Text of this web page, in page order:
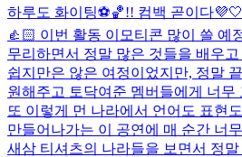
하루도 화이팅⚽️🏀!! 컴백 곧이다
👍🏻 이번 활동 이모티콘 많이 쓸 예
무리하면서 정말 많은 것들을 배우
쉽지만은 않은 여정이었지만, 정말
원해주고 토닥여준 멤버들에게 너
또 이렇게 먼 나라에서 언어도 표현
만들어나가는 이 공연에 매 순간 너
새삼 티셔츠의 나라들을 보면서 정말